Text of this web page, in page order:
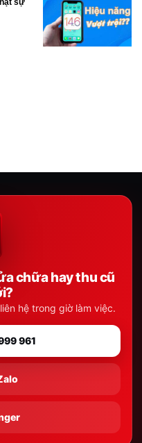
sự
chữa hay thu cũ
hệ trong giờ làm việc.
961